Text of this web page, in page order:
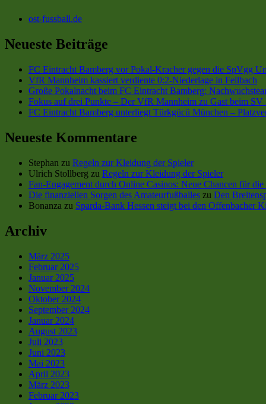
ost-fussball.de
Neueste Beiträge
FC Eintracht Bamberg vor Pokal-Kracher gegen die SpVgg
VfR Mannheim kassiert verdiente 0:2-Niederlage in Fellbach
Große Pokalnacht beim FC Eintracht Bamberg:
Fokus auf drei Punkte – Der VfR Mannheim zu Gast beim SV
FC Eintracht Bamberg unterliegt Türkgücü München –
Neueste Kommentare
Stephan zu Regeln zur Kleidung der Spieler
Ulrich Stollberg zu Regeln zur Kleidung der Spieler
Fan-Engagement durch Online Casinos: Neue Chancen für
Die finanziellen Sorgen des Amateurfußballes zu Den
Bonanza zu Sparda-Bank Hessen steigt bei den Offenbacher
Archiv
März 2025
Februar 2025
Januar 2025
November 2024
Oktober 2024
September 2024
Januar 2024
August 2023
Juli 2023
Juni 2023
Mai 2023
April 2023
März 2023
Februar 2023